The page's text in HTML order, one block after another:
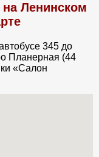
Ленинском
345 до
Планерная (44
«Салон